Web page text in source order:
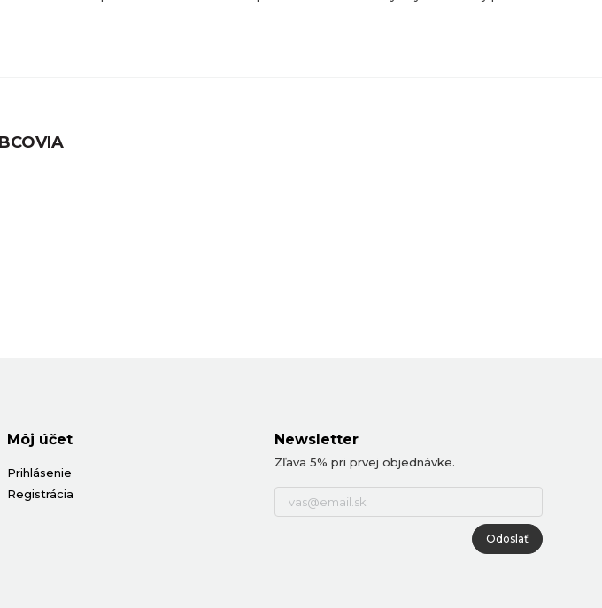
Môj účet
Prihlásenie
Registrácia
Newsletter
Zľava 5% pri prvej objednávke.
Odoslať